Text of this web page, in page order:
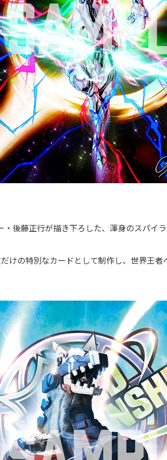
後藤正行が描き下ろした、渾身のスパイ
けの特別なカードとして制作し、世界王者